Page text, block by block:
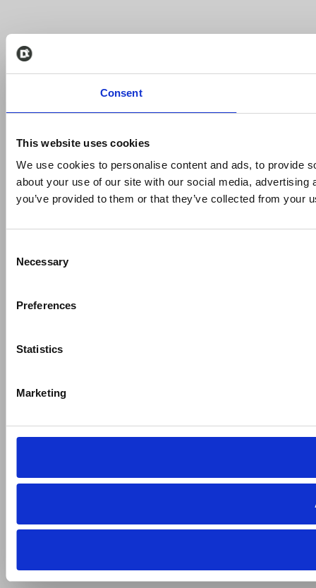
Consent
This website uses cookies
We use cookies to personalise content and ads, to provide
about your use of our site with our social media,
you’ve provided to them or that they’ve collected from your
Selection
Necessary
Preferences
Statistics
Marketing